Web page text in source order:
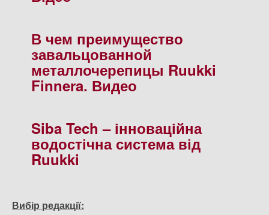
В чем преимущество
завальцованной
металлочерепицы Ruukki
Finnera. Видео
Siba Tech – інноваційна
водостічна система від
Ruukki
Вибір редакції: